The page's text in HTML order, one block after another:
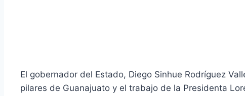
El gobernador del Estado, Diego Sinhue Rodríguez
pilares de Guanajuato y el trabajo de la Presidenta